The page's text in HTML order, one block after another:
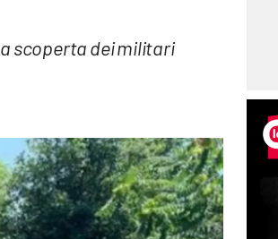
scoperta dei militari